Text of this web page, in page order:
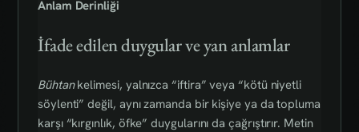
Anlam Derinliği
İfade edilen duygular ve yan anlamlar
Bühtankelimesi, yalnızca “iftira” veya “kötü niyetli
söylenti” değil, aynı zamanda bir kişiye ya da topluma
karşı “kırgınlık, öfke” duygularını da çağrıştırır. Metin